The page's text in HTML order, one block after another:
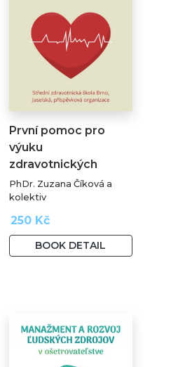
První pomoc pro
výuku
zdravotnických
oborů
PhDr. Zuzana Číková a
kolektiv
250 Kč
BOOK DETAIL